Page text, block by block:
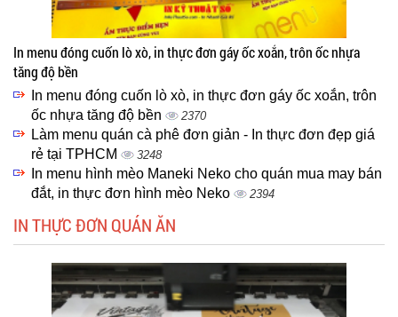
In menu đóng cuốn lò xò, in thực đơn gáy ốc xoắn, trôn ốc nhựa
tăng độ bền
In menu đóng cuốn lò xò, in thực đơn gáy ốc xoắn, trôn
ốc nhựa tăng độ bền
2370
Làm menu quán cà phê đơn giản - In thực đơn đẹp giá
rẻ tại TPHCM
3248
In menu hình mèo Maneki Neko cho quán mua may bán
đắt, in thực đơn hình mèo Neko
2394
IN THỰC ĐƠN QUÁN ĂN